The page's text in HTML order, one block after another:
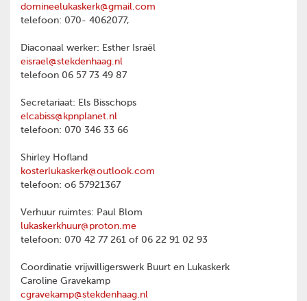
domineelukaskerk@gmail.com
telefoon: 070- 4062077,
Diaconaal werker: Esther Israël
eisrael@stekdenhaag.nl
telefoon 06 57 73 49 87
Secretariaat: Els Bisschops
elcabiss@kpnplanet.nl
telefoon: 070 346 33 66
Shirley Hofland
kosterlukaskerk@outlook.com
telefoon: o6 57921367
Verhuur ruimtes: Paul Blom
lukaskerkhuur@proton.me
telefoon: 070 42 77 261 of 06 22 91 02 93
Coordinatie vrijwilligerswerk Buurt en Lukaskerk
Caroline Gravekamp
cgravekamp@stekdenhaag.nl